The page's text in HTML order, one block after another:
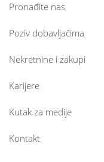
Pronađite nas
Poziv dobavljačima
Nekretnine i zakupi
Karijere
Kutak za medije
Kontakt